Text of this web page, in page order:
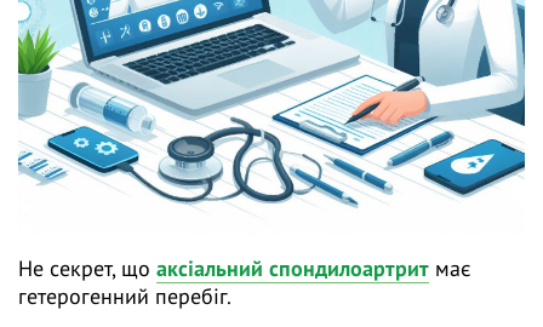
Не секрет, що аксіальний спондилоартрит має
гетерогенний перебіг.